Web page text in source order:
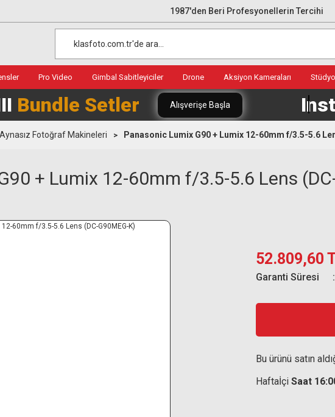
1987'den Beri Profesyonellerin Tercihi
Pro Video Gimbal Sabitleyiciler Drone Aksiyon Kameraları
Bundle Setler Alışverişe Başla
Aynasız Fotoğraf Makineleri Panasonic Lumix G90 + Lumix 12-60mm f/3.5-5.6
+ Lumix 12-60mm f/3.5-5.6 Lens
52.809,60
Garanti Süresi
Bu ürünü satın
Haftaİçi Saat